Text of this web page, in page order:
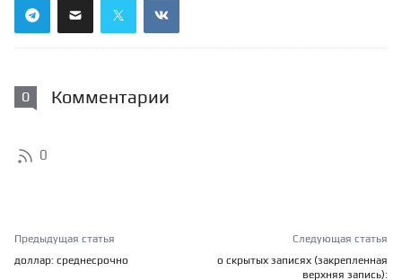
0 Комментарии
0
Предыдущая статья
доллар: среднесрочно
Следующая статья
о скрытых записях (закрепленная
верхняя запись):